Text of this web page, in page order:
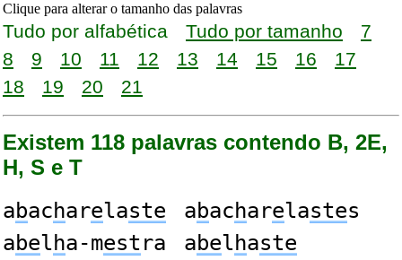
Clique para alterar o tamanho das palavras
Tudo por alfabética Tudo por tamanho
7
8
9 10 11 12 13 14 15 16
17
18
19 20 21
Existem 118 palavras contendo B, 2E,
H, S e T
abacharelaste abacharelastes
abelha-mestra abelhaste